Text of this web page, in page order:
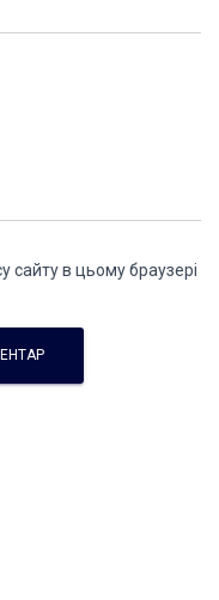
сайту в цьому браузері